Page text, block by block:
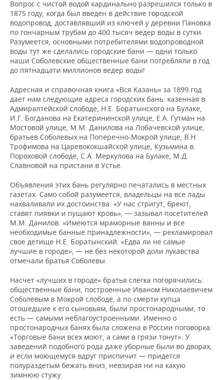
Вопрос с чистой водой кардинально разрешился только в
1875 году, когда был введен в действие городской
водопровод, доставлявший из ключей у деревни Пановка
по гончарным трубам до 400 тысяч ведер воды в сутки.
Разумеется, основными потребителями водопроводной
воды тут же сделались городские бани — одни только
наши Соболевские общественные бани потребляли в год
до пятнадцати миллионов ведер воды!
Адресная и справочная книга «Вся Казань» за 1899 год
дает нам следующие адреса городских бань: казенная в
Адмиралтейской слободе, Н.Е. Боратынского на Булаке,
И.Г. Богданова на Екатерининской улице, Е.А. Гутман на
Мостовой улице, М.М. Данилова на Лобачевской улице,
братьев Соболевых на Поперечно-Мокрой улице, В.Н.
Трофимова на Царевококшайской улице, Кузьмина в
Пороховой слободе, С.А. Меркулова на Булаке, М.Д.
Славновой на пристани в Устье.
Объявления этих бань регулярно печатались в местных
газетах. Само собой разумеется, владельцы на все лады
нахваливали их достоинства. «У нас стригут, бреют,
ставят пиявки и пущают кровь», — зазывал посетителей
М.М. Данилов. «Имеются мраморные ванны и все
необходимые банные принадлежности», — рекламировал
свое детище Н.Е. Боратынский. «Едва ли не самые
лучшие в городе», — не без некоторой доли лукавства
отмечали братья Соболевы.
Насчет «лучших в городе» братья слегка погорячились:
общественные бани, построенные Иваном Николаевичем
Соболевым в Мокрой слободе, а по смерти купца
отошедшие к его сыновьям, были простонародными, то
есть — самыми неблагоустроенными. Именно о
простонародных банях была сложена в России поговорка:
«Торговые бани всех моют, а сами в грязи тонут». У
заведений подобного рода даже уборные были во дворах,
и если моющемуся вдруг приспичит — придется
полураздетым бежать вниз, невзирая ни на какую
зимнюю стужу.